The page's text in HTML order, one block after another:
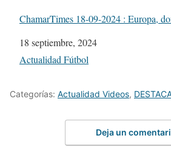
ChamarTimes 18-09-2024 : Europa,
Fecha
18 septiembre, 2024
Respecto a
Actualidad Fútbol
Categorías: Actualidad Videos,
Deja un